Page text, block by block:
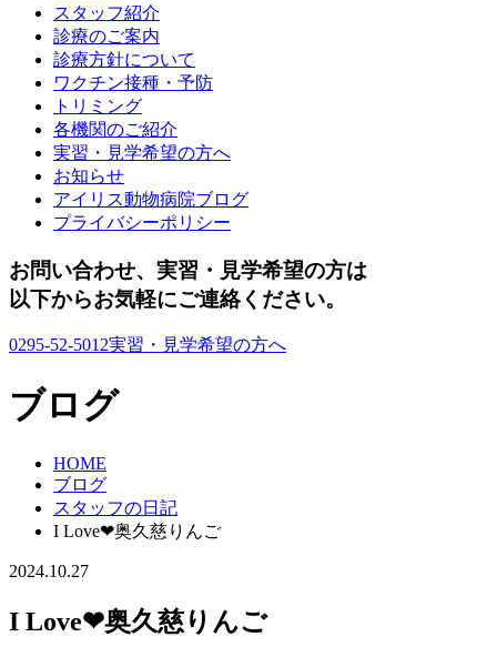
スタッフ紹介
診療のご案内
診療方針について
ワクチン接種・予防
トリミング
各機関のご紹介
実習・見学希望の方へ
お知らせ
アイリス動物病院ブログ
プライバシーポリシー
お問い合わせ、実習・見学希望の方は
以下からお気軽にご連絡ください。
0295-52-5012実習・見学希望の方へ
ブログ
HOME
ブログ
スタッフの日記
I Love❤奥久慈りんご
2024.10.27
I Love❤奥久慈りんご